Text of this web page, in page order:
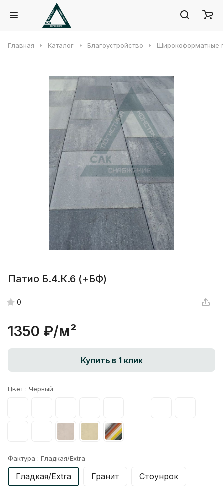
Главная Каталог Благоустройство Широкоформатные
Патио Б.4.К.6 (+БФ)
0
1350 ₽/м²
Купить в 1 клик
Цвет : Черный
Фактура : Гладкая/Extra
Гладкая/Extra Гранит Стоунрок